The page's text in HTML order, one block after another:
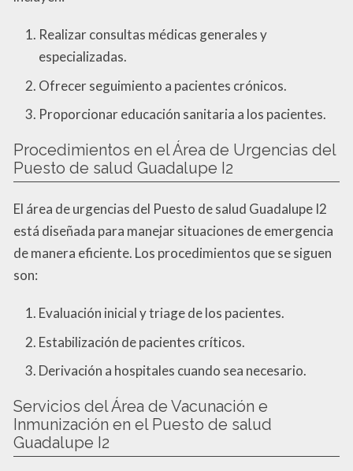
Realizar consultas médicas generales y
especializadas.
Ofrecer seguimiento a pacientes crónicos.
Proporcionar educación sanitaria a los pacientes.
Procedimientos en el Área de Urgencias del
Puesto de salud Guadalupe I2
El área de urgencias del Puesto de salud Guadalupe I2
está diseñada para manejar situaciones de emergencia
de manera eficiente. Los procedimientos que se siguen
son:
Evaluación inicial y triage de los pacientes.
Estabilización de pacientes críticos.
Derivación a hospitales cuando sea necesario.
Servicios del Área de Vacunación e
Inmunización en el Puesto de salud
Guadalupe I2